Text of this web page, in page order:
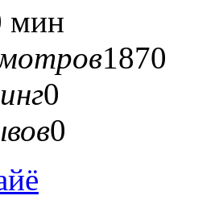
мин
1870
0
0